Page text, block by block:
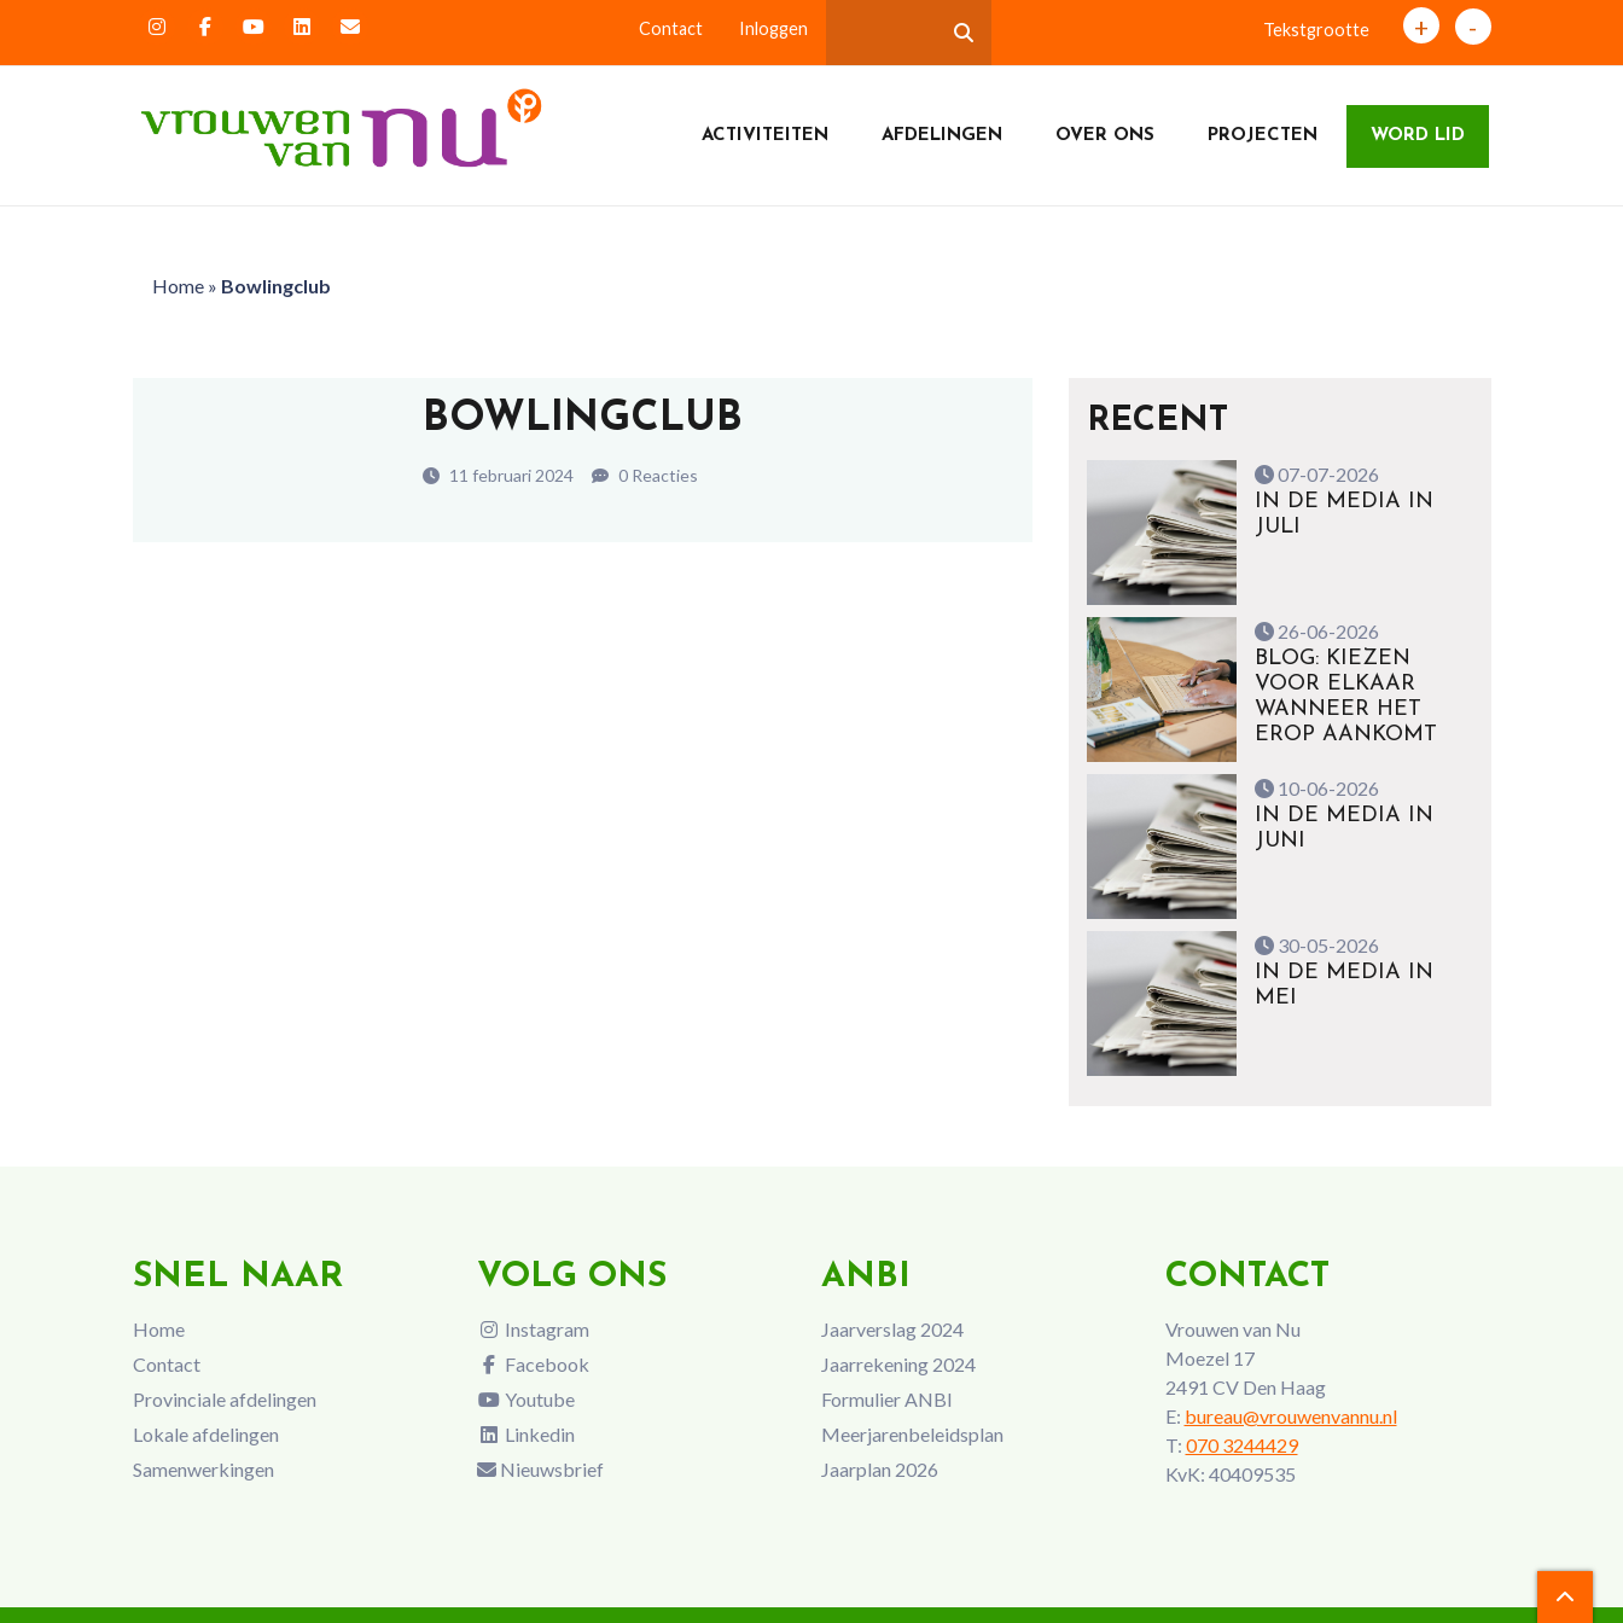
Contact Inloggen Tekstgrootte + -
ACTIVITEITEN AFDELINGEN OVER ONS PROJECTEN WORD LID
Home» Bowlingclub
BOWLINGCLUB
11 februari 2024 0 Reacties
RECENT
07-07-2026
IN DE MEDIA IN
JULI
26-06-2026
BLOG: KIEZEN
VOOR ELKAAR
WANNEER HET
EROP AANKOMT
10-06-2026
IN DE MEDIA IN
JUNI
30-05-2026
IN DE MEDIA IN
MEI
SNEL NAAR
Home
Contact
Provinciale afdelingen
Lokale afdelingen
Samenwerkingen
VOLG ONS
Instagram
Facebook
Youtube
Linkedin
Nieuwsbrief
ANBI
Jaarverslag 2024
Jaarrekening 2024
Formulier ANBI
Meerjarenbeleidsplan
Jaarplan 2026
CONTACT
Vrouwen van Nu
Moezel 17
2491 CV Den Haag
E: bureau@vrouwenvannu.nl
T: 070 3244429
KvK: 40409535